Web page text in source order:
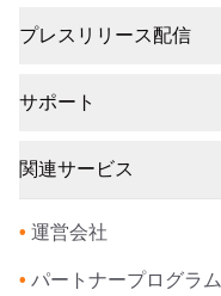
プレスリリース配信
サポート
関連サービス
• 運営会社
• パートナープログラム